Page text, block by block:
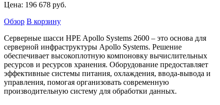
Цена: 196 678 руб.
Обзор В корзину
Серверные шасси HPE Apollo Systems 2600 – это основа для
серверной инфраструктуры Apollo Systems. Решение
обеспечивает высокоплотную компоновку вычислительных
ресурсов и ресурсов хранения. Оборудование предоставляет
эффективные системы питания, охлаждения, ввода-вывода и
управления, помогая организовать современную
производительную систему для обработки данных.